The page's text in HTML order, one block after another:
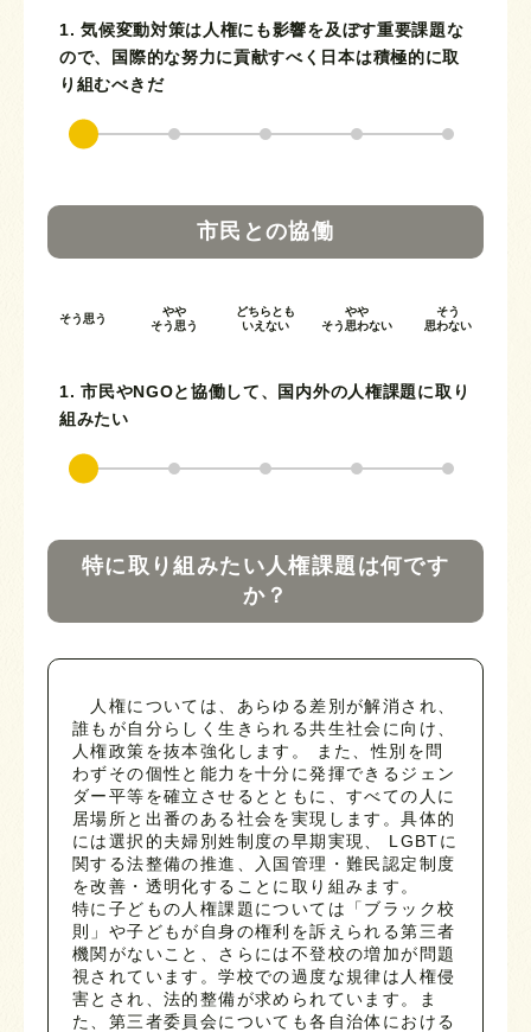
1. 気候変動対策は人権にも影響を及ぼす重要課題な
ので、国際的な努力に貢献すべく日本は積極的に取
り組むべきだ
市民との協働
そう思う
やや
そう思う
どちらとも
いえない
やや
そう思わない
そう
思わない
1. 市民やNGOと協働して、国内外の人権課題に取り
組みたい
特に取り組みたい人権課題は何です
か？
人権については、あらゆる差別が解消され、
誰もが自分らしく生きられる共生社会に向け、
人権政策を抜本強化します。 また、性別を問
わずその個性と能力を十分に発揮できるジェン
ダー平等を確立させるとともに、すべての人に
居場所と出番のある社会を実現します。具体的
には選択的夫婦別姓制度の早期実現、 LGBTに
関する法整備の推進、入国管理・難民認定制度
を改善・透明化することに取り組みます。
特に子どもの人権課題については「ブラック校
則」や子どもが自身の権利を訴えられる第三者
機関がないこと、さらには不登校の増加が問題
視されています。学校での過度な規律は人権侵
害とされ、法的整備が求められています。ま
た、第三者委員会についても各自治体における